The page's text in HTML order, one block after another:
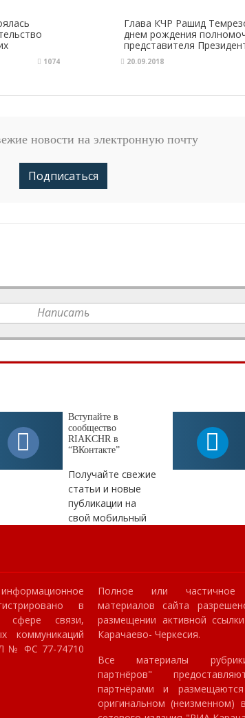
1074
Глава КЧР Рашид
днем рождения
представителя
Александра Матовникова
20.09.2018
новости на электронную почту
Подписаться
Написать
Вступайте в
сообщество
RIAKCHR в
“ВКонтакте”
Получайте свежие
статьи и новые
публикации на
свой мобильный
в
связи,
коммуникаций
№ ФС 77-74710
Полное или частичное
материалов сайта
размещении активной
Карачаево- Черкесия.
Все материалы
партнёров"
партнёрами и
оригинальном (неизменном)